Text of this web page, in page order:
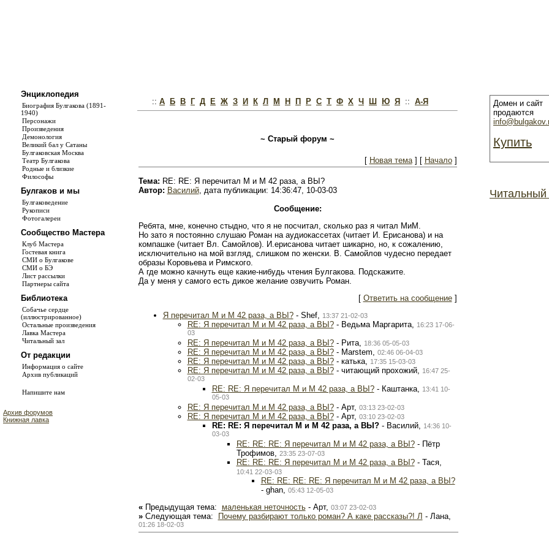
Энциклопедия
Биография Булгакова (1891-
1940)
Персонажи
Произведения
Демонология
Великий бал у Сатаны
Булгаковская Москва
Театр Булгакова
Родные и близкие
Философы
Булгаков и мы
Булгаковедение
Рукописи
Фотогалереи
Сообщество Мастера
Клуб Мастера
Гостевая книга
СМИ о Булгакове
СМИ о БЭ
Лист рассылки
Партнеры сайта
Библиотека
Собачье сердце
(иллюстрированное)
Остальные произведения
Лавка Мастера
Читальный зал
От редакции
Информация о сайте
Архив публикаций
Напишите нам
Архив форумов
Книжная лавка
:: А Б В Г Д Е Ж З И К Л М Н П Р С Т Ф Х Ч Ш Ю Я :: А-Я
~ Старый форум ~
[ Новая тема] [ Начало]
Тема: RE: RE: Я перечитал М и М 42 раза, а ВЫ?
Автор: Василий, дата публикации: 14:36:47, 10-03-03
Сообщение:
Ребята, мне, конечно стыдно, что я не посчитал, сколько раз я читал МиМ.
Но зато я постоянно слушаю Роман на аудиокассетах (читает И. Ерисанова) и на
компашке (читает Вл. Самойлов). И.ерисанова читает шикарно, но, к сожалению,
исключительно на мой взгляд, слишком по женски. В. Самойлов чудесно передает
образы Коровьева и Римского.
А где можно качнуть еще какие-нибудь чтения Булгакова. Подскажите.
Да у меня у самого есть дикое желание озвучить Роман.
[ Ответить на сообщение]
Я перечитал М и М 42 раза, а ВЫ?- Shef, 13:37 21-02-03
RE: Я перечитал М и М 42 раза, а ВЫ?- Ведьма Маргарита, 16:23 17-06-
03
RE: Я перечитал М и М 42 раза, а ВЫ?- Рита, 18:36 05-05-03
RE: Я перечитал М и М 42 раза, а ВЫ?- Marstem, 02:46 06-04-03
RE: Я перечитал М и М 42 раза, а ВЫ?- катька, 17:35 15-03-03
RE: Я перечитал М и М 42 раза, а ВЫ?- читающий прохожий, 16:47 25-
02-03
RE: RE: Я перечитал М и М 42 раза, а ВЫ?- Каштанка, 13:41 10-
05-03
RE: Я перечитал М и М 42 раза, а ВЫ?- Арт, 03:13 23-02-03
RE: Я перечитал М и М 42 раза, а ВЫ?- Арт, 03:10 23-02-03
RE: RE: Я перечитал М и М 42 раза, а ВЫ?- Василий, 14:36 10-
03-03
RE: RE: RE: Я перечитал М и М 42 раза, а ВЫ?- Пётр
Трофимов,
23:35 23-07-03
RE: RE: RE: Я перечитал М и М 42 раза, а ВЫ?- Тася,
10:41 22-03-03
RE: RE: RE: RE: Я перечитал М и М 42 раза, а ВЫ?
- ghan,
05:43 12-05-03
«Предыдущая тема: маленькая неточность- Арт, 03:07 23-02-03
»Следующая тема: Почему разбирают только роман? А каке рассказы?! Л - Лана,
01:26 18-02-03
Домен и сайт
продаются
Купить
Читальный